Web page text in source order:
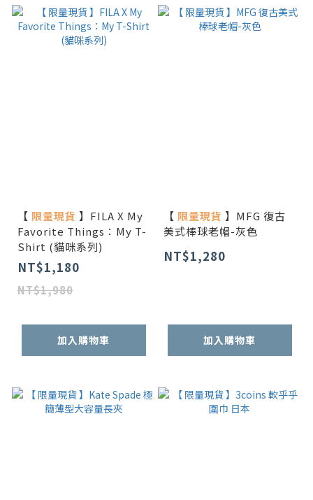
【 限量現貨 】FILA X My
Favorite Things：My T-
Shirt (貓咪系列)
NT$1,180
NT$1,980
加入購物車
【 限量現貨 】MFG 復古
美式棒球老帽-灰色
NT$1,280
加入購物車